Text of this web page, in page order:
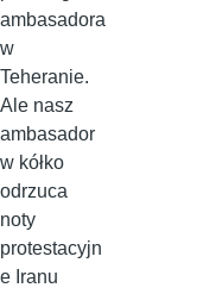
ambasadora
w
Teheranie.
Ale nasz
ambasador
w kółko
odrzuca
noty
protestacyjn
e Iranu